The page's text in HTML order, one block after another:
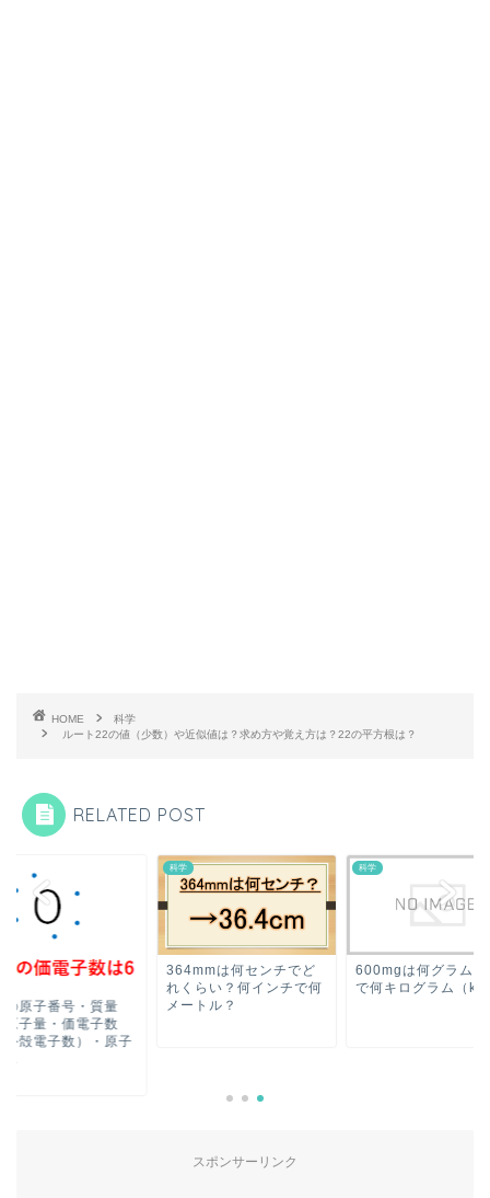
HOME
科学
ルート22の値（少数）や近似値は？求め方や覚え方は？22の平方根は？
RELATED POST
の原子番号・質量
原子量・価電子数
外殻電子数）・原子
科学
364mmは何センチでど
れくらい？何インチで何
メートル？
科学
600mgは何グラム（
で何キログラム（kg
スポンサーリンク